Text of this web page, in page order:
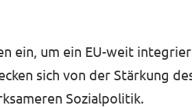
ein, um ein EU-weit
sich von der Stärkung
Sozialpolitik.